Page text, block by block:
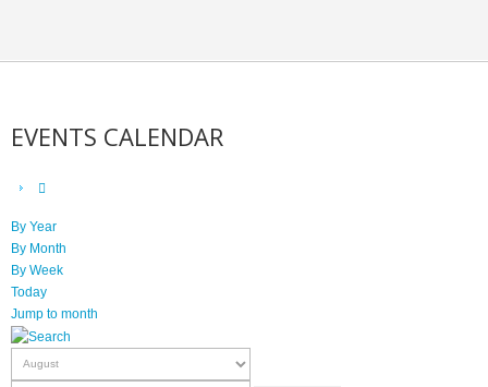
EVENTS CALENDAR
By Year
By Month
By Week
Today
Jump to month